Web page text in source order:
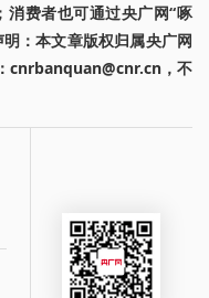
费者也可通过央广网“啄
：本文章版权归属央广网
cnrbanquan@cnr.cn，不